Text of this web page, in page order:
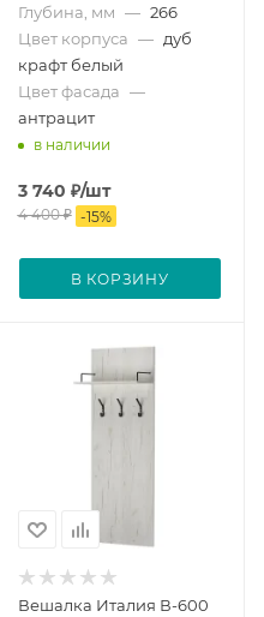
Глубина, мм — 266
Цвет корпуса — дуб
крафт белый
Цвет фасада —
антрацит
в наличии
3 740 ₽/шт
4 400₽ -15%
В КОРЗИНУ
Вешалка Италия В-600